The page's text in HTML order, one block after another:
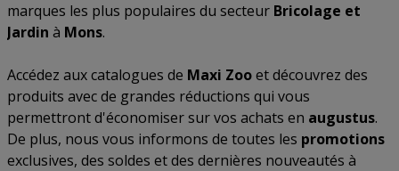
marques les plus populaires du secteur Bricolage et
Jardin à Mons.
Accédez aux catalogues de Maxi Zooet découvrez des
produits avec de grandes réductions qui vous
permettront d'économiser sur vos achats en augustus.
De plus, nous vous informons de toutes les promotions
exclusives, des soldes et des dernières nouveautés à